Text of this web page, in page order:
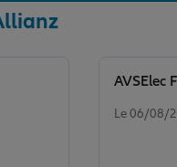
Le 06/08/
AVSElec